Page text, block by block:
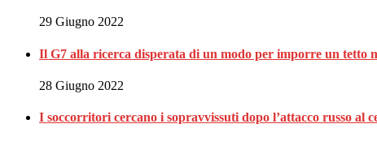
29 Giugno 2022
Il G7 alla ricerca disperata di un modo per imporre un tetto
28 Giugno 2022
I soccorritori cercano i sopravvissuti dopo l’attacco russo al